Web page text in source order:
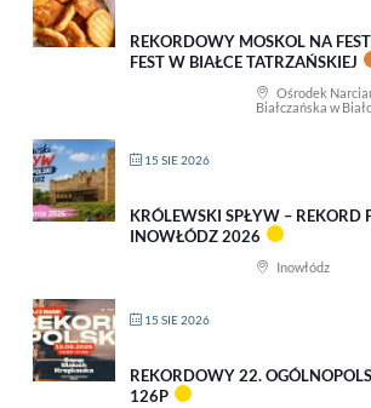
REKORDOWY MOSKOL NA
FEST W BIAŁCE TATRZAŃSKIEJ
Ośrodek
Białczańska w
15 SIE 2026
KRÓLEWSKI SPŁYW – REKORD
INOWŁÓDZ 2026
Inowłódz
15 SIE 2026
REKORDOWY 22.
126P